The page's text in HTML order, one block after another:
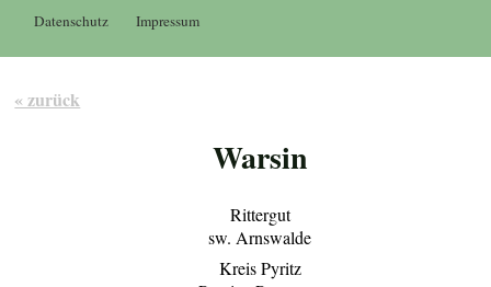
Datenschutz Impressum
« zurück
Warsin
Rittergut
sw. Arnswalde
Kreis Pyritz